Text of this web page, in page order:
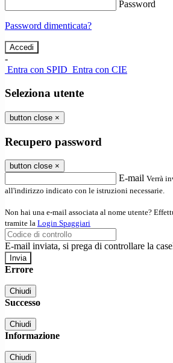
Password
Password dimenticata?
-
Entra con SPID Entra con CIE
Seleziona utente
button close ×
Recupero password
button close ×
E-mail Verrà
all'indirizzo indicato con le istruzioni necessarie.
Non hai una e-mail associata al nome utente?
tramite la Login Spaggiari
E-mail inviata, si prega di controllare la
Errore
Chiudi
Successo
Chiudi
Informazione
Chiudi